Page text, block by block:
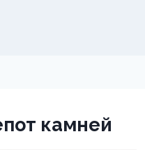
камней